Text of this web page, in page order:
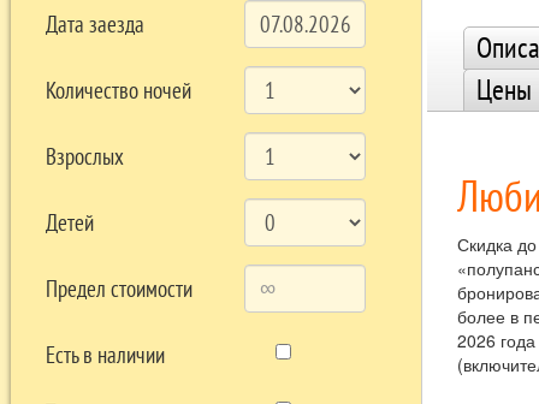
Дата заезда
Количество ночей
Взрослых
Детей
Предел стоимости
Есть в наличии
Цены
Скидка
более в
2026